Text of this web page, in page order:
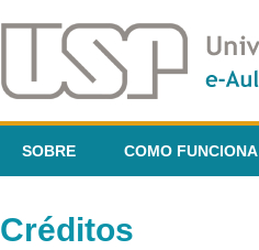
SOBRE COMO FUNCIONA
Créditos